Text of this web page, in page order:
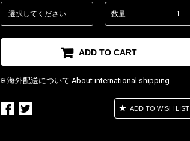
数量
ADD TO CART
※ 海外配送について About international shipping
ADD TO WISH LIST